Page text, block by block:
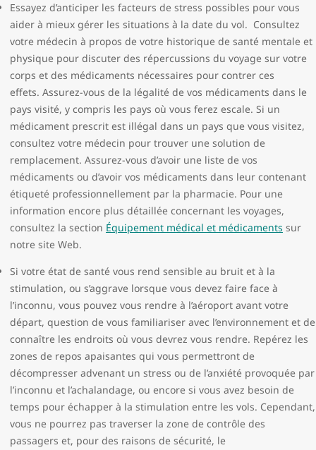
Essayez d’anticiper les facteurs de stress possibles pour vous
aider à mieux gérer les situations à la date du vol. Consultez
votre médecin à propos de votre historique de santé mentale et
physique pour discuter des répercussions du voyage sur votre
corps et des médicaments nécessaires pour contrer ces
effets. Assurez-vous de la légalité de vos médicaments dans le
pays visité, y compris les pays où vous ferez escale. Si un
médicament prescrit est illégal dans un pays que vous visitez,
consultez votre médecin pour trouver une solution de
remplacement. Assurez-vous d’avoir une liste de vos
médicaments ou d’avoir vos médicaments dans leur contenant
étiqueté professionnellement par la pharmacie. Pour une
information encore plus détaillée concernant les voyages,
consultez la section Équipement médical et médicaments sur
notre site Web.
Si votre état de santé vous rend sensible au bruit et à la
stimulation, ou s’aggrave lorsque vous devez faire face à
l’inconnu, vous pouvez vous rendre à l’aéroport avant votre
départ, question de vous familiariser avec l’environnement et de
connaître les endroits où vous devrez vous rendre. Repérez les
zones de repos apaisantes qui vous permettront de
décompresser advenant un stress ou de l’anxiété provoquée par
l’inconnu et l’achalandage, ou encore si vous avez besoin de
temps pour échapper à la stimulation entre les vols. Cependant,
vous ne pourrez pas traverser la zone de contrôle des
passagers et, pour des raisons de sécurité, le